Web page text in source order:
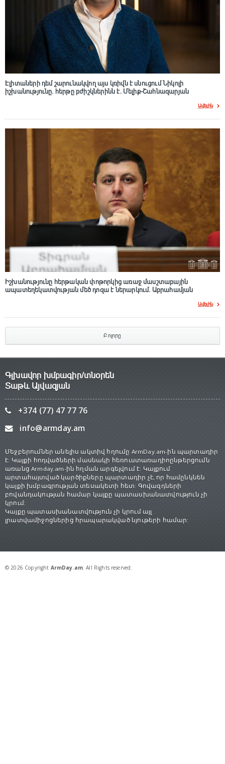
Էլիտաների դեմ շարունակվող այս կռիվն է սնուցում Նիկոլի
իշխանությունը. հերթը բժիշկներինն է. Մելիք-Շահնազարյան
Ավելին
Իշխանությունը հերթական փոթորկից առաջ մասշտաբային
ապատեղեկատվության մեծ դnզա է ներարկում․ Աբրահամյան
Ավելին
Բոլորը
Գլխավոր խմբագիր/տնօրեն
Տաթև Այվազյան
+374 (77) 47 77 76
info@armday.am
Մեջբերումներ անելիս ակտիվ հղումը ArmDay.am-ին պարտադիր
է: Կայքի հոդվածների մասնակի հեռուստառադիոընթերցումն
առանց Armday.am-ին հղման արգելվում է: Կայքում
արտահայտված կարծիքները պարտադիր չէ, որ համընկնեն
կայքի խմբագրության տեսակետի հետ: Գովազդների
բովանդակության համար կայքը պատասխանատվություն չի
կրում:
Կայքը պատասխանատվություն չի կրում այլ
լրատվամիջոցներից հրապարակված նյութերի համար:
© 2026 Copyright ArmDay.am. All Rights reserved.